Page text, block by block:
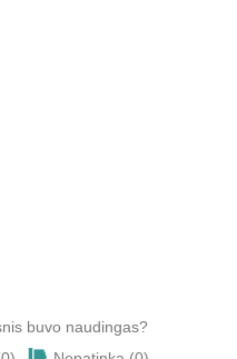
buvo naudingas?